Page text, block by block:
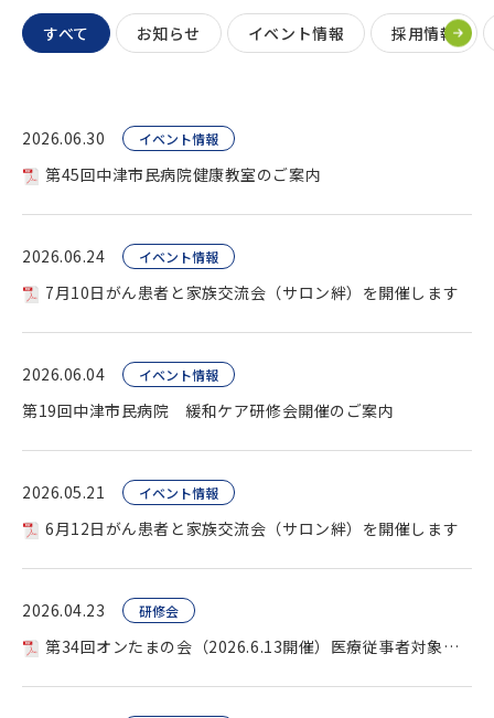
すべて お知らせ イベント情報 採用情報
2026.06.30 イベント情報
第45回中津市民病院健康教室のご案内
2026.06.24 イベント情報
7月10日がん患者と家族交流会（サロン絆）を開催します
2026.06.04 イベント情報
第19回中津市民病院 緩和ケア研修会開催のご案内
2026.05.21 イベント情報
6月12日がん患者と家族交流会（サロン絆）を開催します
2026.04.23 研修会
第34回オンたまの会（2026.6.13開催）医療従事者対象を開催します。